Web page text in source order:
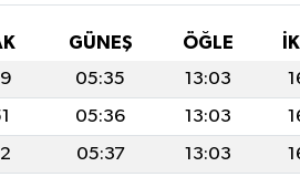
GÜNEŞ ÖĞLE
05:35 13:03
05:36 13:03
05:37 13:03